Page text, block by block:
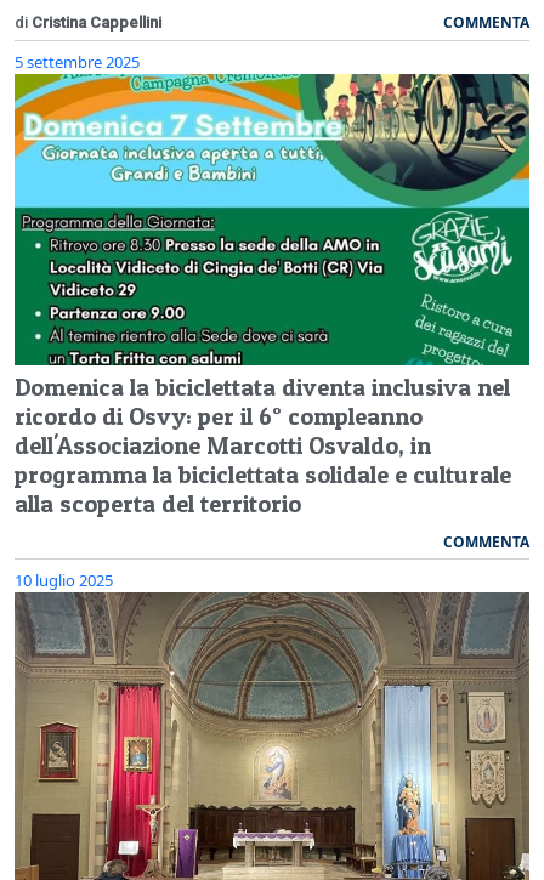
di Cristina Cappellini COMMENTA
5 settembre 2025
Domenica la biciclettata diventa inclusiva nel
ricordo di Osvy: per il 6° compleanno
dell'Associazione Marcotti Osvaldo, in
programma la biciclettata solidale e culturale
alla scoperta del territorio
COMMENTA
10 luglio 2025